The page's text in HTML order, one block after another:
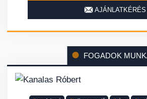
AJÁNLATKÉRÉS
FOGADOK